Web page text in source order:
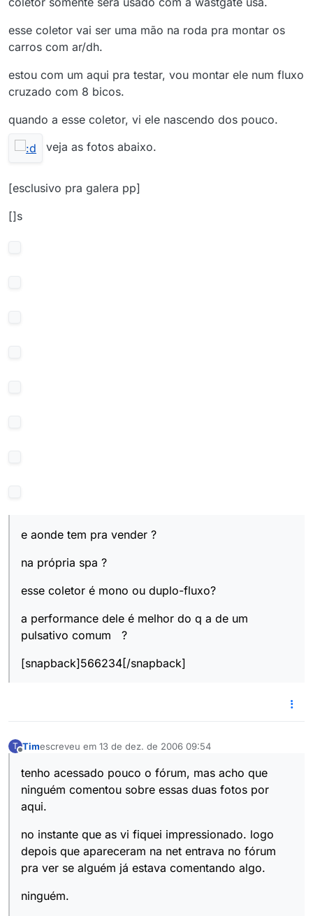
esse coletor vai ser uma mão na roda pra montar os
carros com ar/dh.
estou com um aqui pra testar, vou montar ele num fluxo
cruzado com 8 bicos.
quando a esse coletor, vi ele nascendo dos pouco.
veja as fotos abaixo.
[esclusivo pra galera pp]
[]s
e aonde tem pra vender ?
na própria spa ?
esse coletor é mono ou duplo-fluxo?
a performance dele é melhor do q a de um
pulsativo comum ?
[snapback]566234[/snapback]
T Timescreveu em 13 de dez. de 2006 09:54
última edição por
tenho acessado pouco o fórum, mas acho que
ninguém comentou sobre essas duas fotos por
aqui.
no instante que as vi fiquei impressionado. logo
depois que apareceram na net entrava no fórum
pra ver se alguém já estava comentando algo.
ninguém.